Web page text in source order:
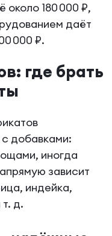
180 000 ₽,
даёт
000 ₽.
где брать
добавками:
иногда
зависит
индейка,
д.